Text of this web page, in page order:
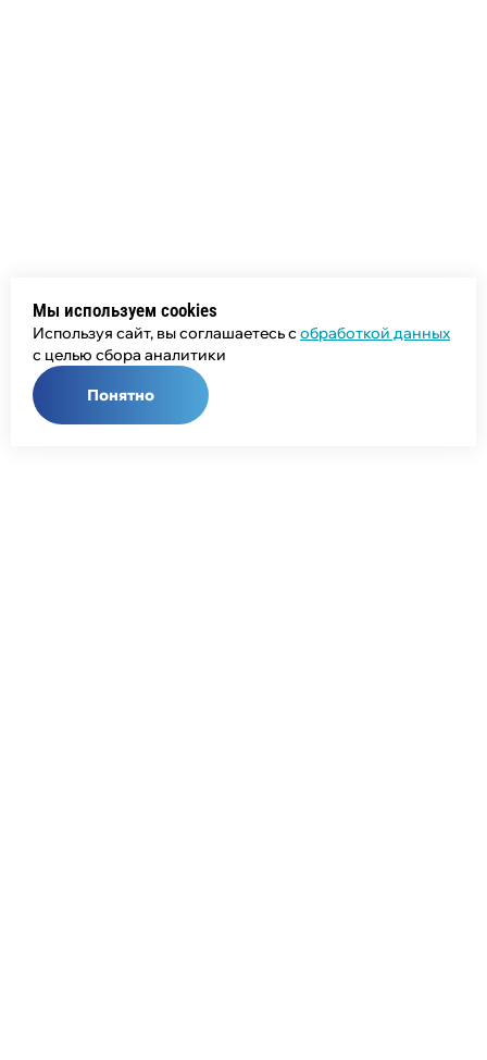
Мы используем cookies
Используя сайт, вы соглашаетесь с обработкой данных
с целью сбора аналитики
Понятно